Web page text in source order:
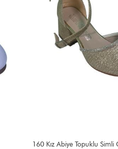
160 Kız Abiye Topuklu Simli